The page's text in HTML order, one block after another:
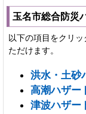
玉名市総合防災
以下の項目をクリ
ただけます。
洪水・土砂
高潮ハザー
津波ハザー